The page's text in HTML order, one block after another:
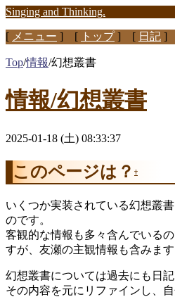
Singing and Thinking.
[ メニュー ] [ トップ] [ 日記 ]
Top/情報/幻想叢書
情報/幻想叢書
2025-01-18 (土) 08:33:37
このページは？ †
いくつか実装されている幻想叢
のです。
客観的な情報も多々含んでいる
すが、友瀬の主観情報も含みます
幻想叢書については過去にも日
その内容を元にリファインし、